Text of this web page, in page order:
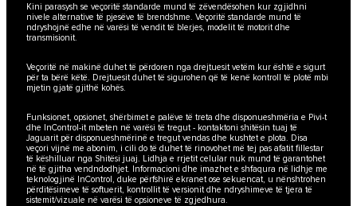
Kini parasysh se veçoritë standarde mund të zëvendësohen kur zgjidhni
nivele alternative të pjesëve të brendshme. Veçoritë standarde mund të
ndryshojnë edhe në varësi të vendit të blerjes, modelit të motorit dhe
transmisionit.
Veçoritë në makinë duhet të përdoren nga drejtuesit vetëm kur është e sigurt
për ta bërë këtë. Drejtuesit duhet të sigurohen që të kenë kontroll të plotë mbi
mjetin gjatë gjithë kohës.
Funksionet, opsionet, shërbimet e palëve të treta dhe disponueshmëria e Pivi-t
dhe InControl-it mbeten në varësi të tregut - kontaktoni shitësin tuaj të
Jaguarit për disponueshmërinë e tregut vendas dhe kushtet e plota. Disa
veçori vijnë me abonim, i cili do të duhet të rinovohet më tej pas afatit fillestar
të këshilluar nga Shitësi juaj. Lidhja e rrjetit celular nuk mund të garantohet
në të gjitha vendndodhjet. Informacioni dhe imazhet e shfaqura në lidhje me
teknologjinë InControl, duke përfshirë ekranet ose sekuencat, u nënshtrohen
përditësimeve të softuerit, kontrollit të versionit dhe ndryshimeve të tjera të
sistemit/vizuale në varësi të opsioneve të zgjedhura.